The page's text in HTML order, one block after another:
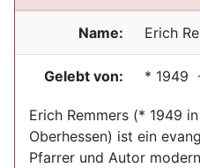
Name: Erich
Gelebt von: * 1949
Erich Remmers (* 1949
Oberhessen) ist ein
Pfarrer und Autor